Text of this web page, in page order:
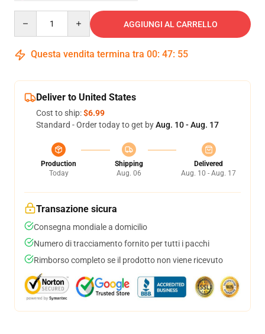
AGGIUNGI AL CARRELLO
Questa vendita termina tra 00: 47: 54
Deliver to United States
Cost to ship:$6.99
Standard - Order today to get byAug. 10 - Aug. 17
Production
Today
Shipping
Aug. 06
Delivered
Aug. 10 - Aug. 17
Transazione sicura
Consegna mondiale a domicilio
Numero di tracciamento fornito per tutti i pacchi
Rimborso completo se il prodotto non viene ricevuto